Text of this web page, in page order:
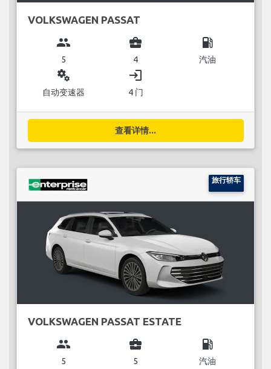
VOLKSWAGEN PASSAT
group
5
business_center
4
local_gas_station
汽油
miscellaneous_services
自动变速器
login
4 门
查看详情...
旅行轿车
VOLKSWAGEN PASSAT ESTATE
group
5
business_center
5
local_gas_station
汽油